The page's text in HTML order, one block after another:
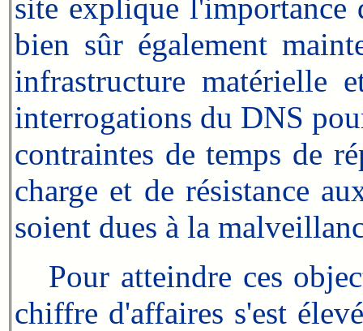
site explique
bien sûr également
infrastructure matérielle
interrogations du DNS
contraintes de temps de
charge et de résistance
soient dues à la
Pour atteindre ces
chiffre d'affaires s'est